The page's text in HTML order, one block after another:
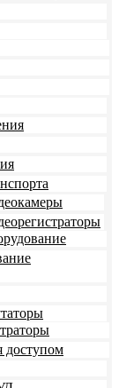
доступом